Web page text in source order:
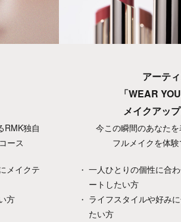
RMK独自
ース
メイクテ
方
アーテ
「WEAR
メイクアッ
今この瞬間のあなた
フルメイクを体
一人ひとりの個性に合
ートしたい方
ライフスタイルや好み
たい方